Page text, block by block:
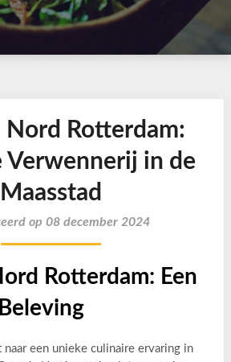
Nord Rotterdam:
Verwennerij in de
Maasstad
op 08 december 2024
Rotterdam: Een
een unieke culinaire ervaring in